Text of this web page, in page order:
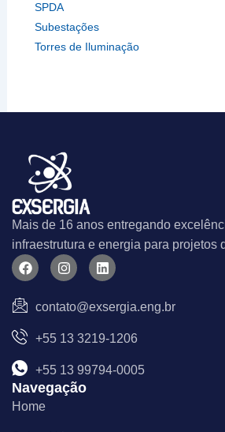
SPDA
Subestações
Torres de Iluminação
Mais de 16 anos entregando
infraestrutura e energia para projetos
F
a
e
b
o
o
I
n
t
a
r
m
L
i
k
e
i
contato@exsergia.eng.br
+55 13 3219-1206
+55 13 99794-0005
Navegação
Home